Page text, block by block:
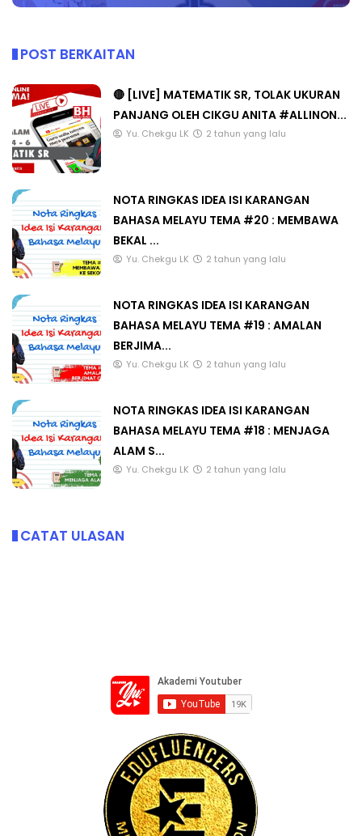
POST BERKAITAN
🔴 [LIVE] MATEMATIK SR, TOLAK UKURAN
PANJANG OLEH CIKGU ANITA #ALLINON...
Yu. Chekgu LK 2 tahun yang lalu
NOTA RINGKAS IDEA ISI KARANGAN
BAHASA MELAYU TEMA #20 : MEMBAWA
BEKAL ...
Yu. Chekgu LK 2 tahun yang lalu
NOTA RINGKAS IDEA ISI KARANGAN
BAHASA MELAYU TEMA #19 : AMALAN
BERJIMA...
Yu. Chekgu LK 2 tahun yang lalu
NOTA RINGKAS IDEA ISI KARANGAN
BAHASA MELAYU TEMA #18 : MENJAGA
ALAM S...
Yu. Chekgu LK 2 tahun yang lalu
CATAT ULASAN